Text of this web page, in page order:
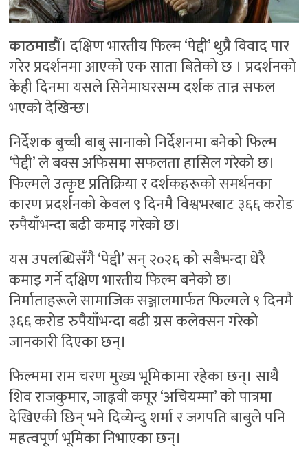
काठमाडौँ। दक्षिण भारतीय फिल्म ‘पेद्दी’ थुप्रै विवाद पार
गरेर प्रदर्शनमा आएको एक साता बितेको छ । प्रदर्शनको
केही दिनमा यसले सिनेमाघरसम्म दर्शक तान्न सफल
भएको देखिन्छ।
निर्देशक बुच्ची बाबु सानाको निर्देशनमा बनेको फिल्म
‘पेद्दी’ ले बक्स अफिसमा सफलता हासिल गरेको छ।
फिल्मले उत्कृष्ट प्रतिक्रिया र दर्शकहरूको समर्थनका
कारण प्रदर्शनको केवल ९ दिनमै विश्वभरबाट ३६६ करोड
रुपैयाँभन्दा बढी कमाइ गरेको छ।
यस उपलब्धिसँगै ‘पेद्दी’ सन् २०२६ को सबैभन्दा धेरै
कमाइ गर्ने दक्षिण भारतीय फिल्म बनेको छ।
निर्माताहरूले सामाजिक सञ्जालमार्फत फिल्मले ९ दिनमै
३६६ करोड रुपैयाँभन्दा बढी ग्रस कलेक्सन गरेको
जानकारी दिएका छन्।
फिल्ममा राम चरण मुख्य भूमिकामा रहेका छन्। साथै
शिव राजकुमार, जाह्नवी कपूर ‘अचियम्मा’ को पात्रमा
देखिएकी छिन् भने दिव्येन्दु शर्मा र जगपति बाबुले पनि
महत्वपूर्ण भूमिका निभाएका छन्।